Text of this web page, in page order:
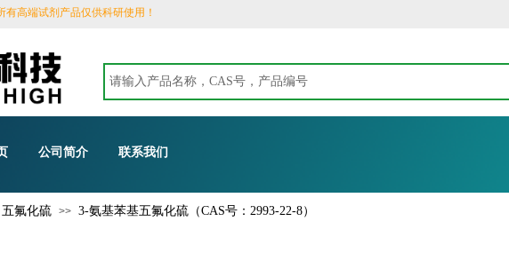
有高端试剂产品仅供科研使用！
公司简介 联系我们
五氟化硫 >> 3-氨基苯基五氟化硫（CAS号：2993-22-8）